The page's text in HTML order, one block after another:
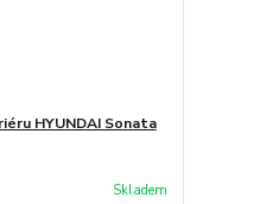
HYUNDAI Sonata
Skladem